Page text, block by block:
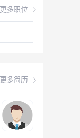
更多职位
更多简历